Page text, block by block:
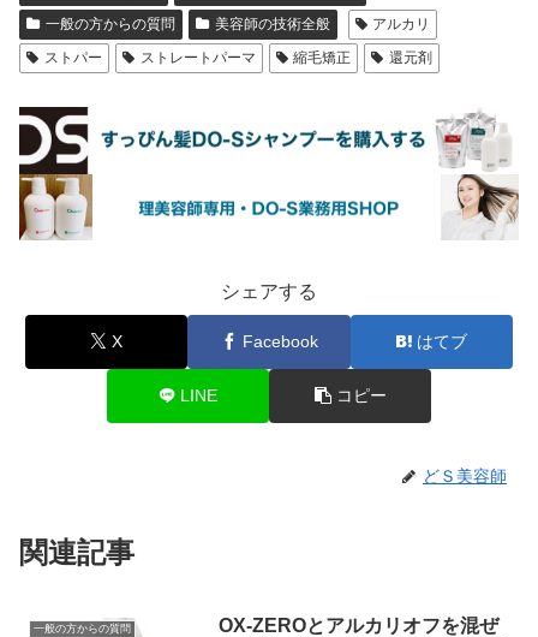
一般の方からの質問
美容師の技術全般
アルカリ
ストパー
ストレートパーマ 縮毛矯正 還元剤
シェアする
X Facebook はてブ
LINE コピー
どＳ美容師
関連記事
一般の方からの質問
OX-ZEROとアルカリオフを混ぜ